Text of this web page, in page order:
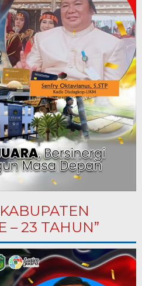
– 23 TAHUN”